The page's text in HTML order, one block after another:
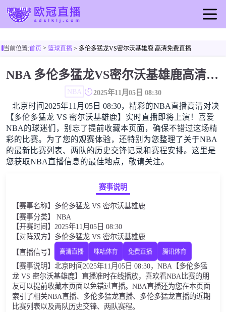
足球直播
当前位置:首页> 篮球直播> 多伦多猛龙VS密尔沃基雄鹿 高清免费直播
NBA 多伦多猛龙VS密尔沃基雄鹿高清直播免费观看
NBA 2025年11月05日 08:30
北京时间2025年11月05日 08:30，精彩的NBA直播高清对决
【多伦多猛龙 VS 密尔沃基雄鹿】实时直播即将上演！喜爱
NBA的球迷们，别忘了提前收藏本页面，确保不错过这场精
彩的比赛。为了您的观赛体验，还特别为您整理了关于NBA
的最新比赛列表、两队的历史交锋记录和赛程安排。这里是
您获取NBA直播信息的最佳地点，敬请关注。
赛事说明
【赛事名称】多伦多猛龙 VS 密尔沃基雄鹿
【赛事分类】 NBA
【开赛时间】2025年11月05日 08:30
【对阵双方】多伦多猛龙 VS 密尔沃基雄鹿
【直播信号】
高清直播 咪咕体育 免费直播 腾讯体育
【赛事说明】北京时间2025年11月05日 08:30，NBA【多伦多猛
龙 VS 密尔沃基雄鹿】直播准时在线播放，喜欢看NBA比赛的朋
友可以提前收藏本页面以免错过直播。NBA直播还为您在本页面
索引了相关NBA直播、多伦多猛龙直播、多伦多猛龙直播的近期
比赛列表以及两队历史交锋、两队赛程。